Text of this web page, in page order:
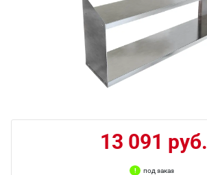
13 091 руб.
под заказ